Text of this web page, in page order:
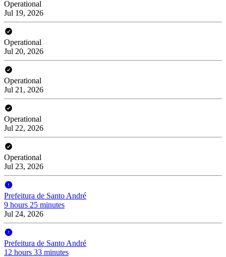
Operational
Jul 19, 2026
Operational
Jul 20, 2026
Operational
Jul 21, 2026
Operational
Jul 22, 2026
Operational
Jul 23, 2026
Prefeitura de Santo André
9 hours 25 minutes
Jul 24, 2026
Prefeitura de Santo André
12 hours 33 minutes